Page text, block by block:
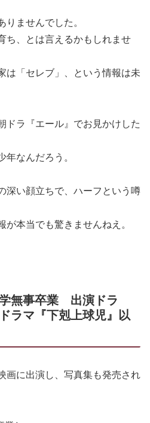
りませんでした。
ち、とは言えるかもしれませ
は「セレブ」、という情報は未
ドラ『エール』でお見かけした
年なんだろう。
深い顔立ちで、ハーフという噂
本当でも驚きませんねえ。
無事卒業 出演ドラ
ラマ『下剋上球児』以
画に出演し、写真集も発売され